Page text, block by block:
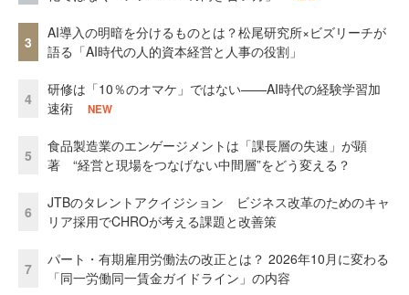
3
AI導入の明暗を分けるものとは？松尾研究所×ビズリーチが
語る「AI時代の人的資本経営と人事の役割」
4
研修は「10％のオマケ」ではない——AI時代の経験学習加
速術
NEW
5
食品製造業のエンゲージメントは「課長層の失速」が顕
著 “経営と現場をつなげない中間層”をどう変える？
6
JTBのタレントアクイジション ビジネス改革のためのキャ
リア採用でCHROが考える課題と改善策
7
パート・有期雇用労働法の改正とは？ 2026年10月に変わる
「同一労働同一賃金ガイドライン」の内容